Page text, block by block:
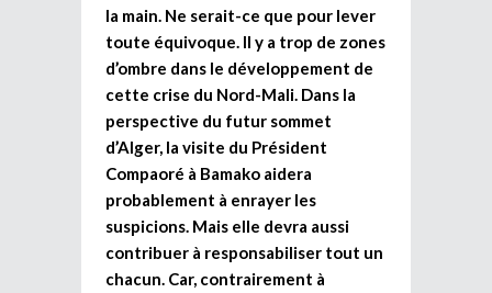
la main. Ne serait-ce que pour lever
toute équivoque. Il y a trop de zones
d’ombre dans le développement de
cette crise du Nord-Mali. Dans la
perspective du futur sommet
d’Alger, la visite du Président
Compaoré à Bamako aidera
probablement à enrayer les
suspicions. Mais elle devra aussi
contribuer à responsabiliser tout un
chacun. Car, contrairement à